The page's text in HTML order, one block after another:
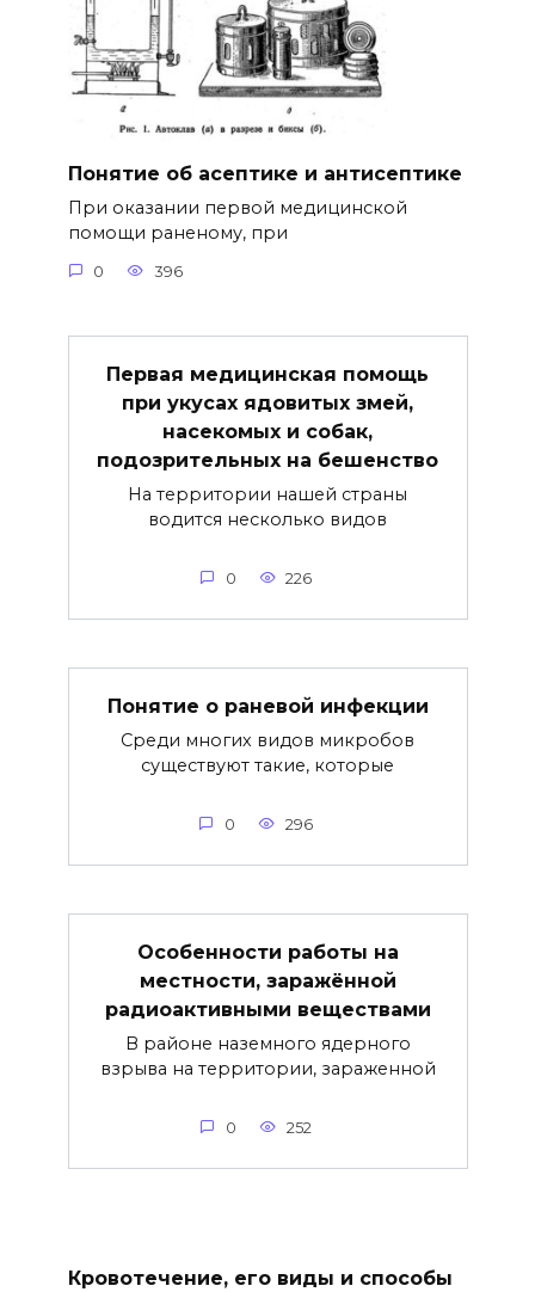
Понятие об асептике и антисептике
При оказании первой медицинской
помощи раненому, при
0 396
Первая медицинская помощь
при укусах ядовитых змей,
насекомых и собак,
подозрительных на бешенство
На территории нашей страны
водится несколько видов
0 226
Понятие о раневой инфекции
Среди многих видов микробов
существуют такие, которые
0 296
Особенности работы на
местности, заражённой
радиоактивными веществами
В районе наземного ядерного
взрыва на территории, зараженной
0 252
Кровотечение, его виды и способы